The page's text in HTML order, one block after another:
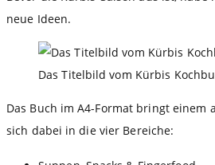
neue Ideen.
Das Titelbild vom Kürbis
Das Buch im A4-Format bringt
sich dabei in die vier Bereiche: